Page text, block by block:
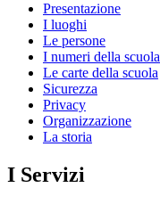
Presentazione
I luoghi
Le persone
I numeri della scuola
Le carte della scuola
Sicurezza
Privacy
Organizzazione
La storia
I Servizi